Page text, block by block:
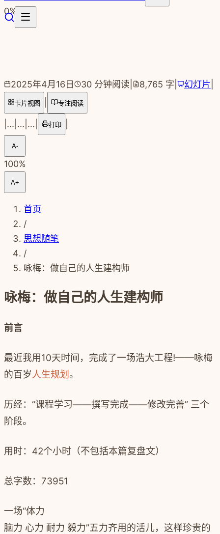
跳转到主要内容
0%
2025年4月16日 30 分钟阅读 8,765 字 幻灯片
卡片视图 专注阅读
... ... ... 打印
A-
100%
A+
首页
/
思想随笔
/
咏梅：做自己的人生建构师
咏梅：做自己的人生建构师
前言
最近我用10天时间，完成了一场浩大工程!——咏梅
的百岁人生规划 。
历经： “课程学习——撰写完成——修改完善” 三个
阶段。
用时： 42个小时（不包括本篇复盘文）
总字数： 73951
一场“体力
脑力 心力 耐力 毅力”五力齐用的活儿，这样珍贵的